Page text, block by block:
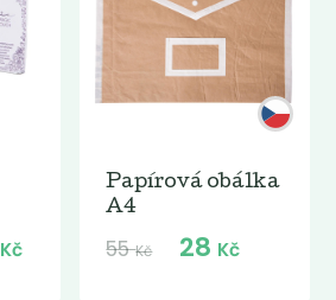
Kč
Papírová obálka
A4
55Kč 28 Kč